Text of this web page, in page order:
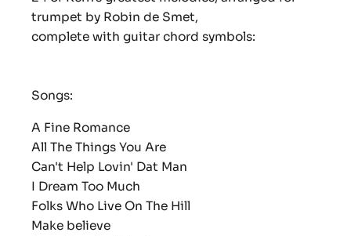
trumpet by Robin de Smet,
complete with guitar chord symbols:
Songs:
A Fine Romance
All The Things You Are
Can't Help Lovin' Dat Man
I Dream Too Much
Folks Who Live On The Hill
Make believe